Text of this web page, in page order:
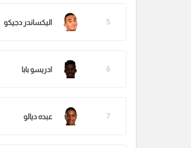
5 اليكساندر دجيكو
6 ادريسو بابا
7 عبده ديالو